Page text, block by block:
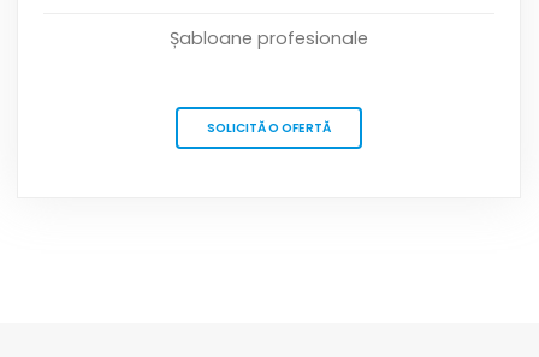
Șabloane profesionale
SOLICITĂ O OFERTĂ